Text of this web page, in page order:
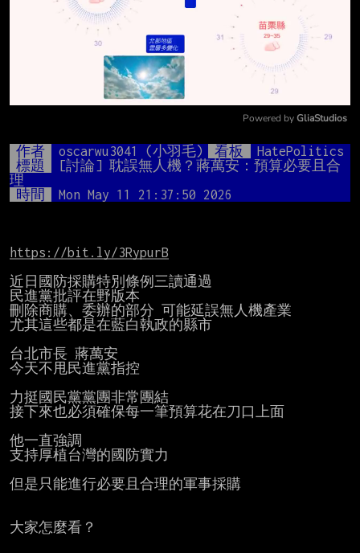
Mute
Powered by GliaStudios
作者 oscarwu3041 (小羽毛) 看板
HatePolitics
標題
[討論] 耽誤無人機？蔣萬安：預算必要且合
理
時間
Mon May 11 21:37:50 2026
https://bit.ly/3RypurB
近日國防採購特別條例三讀通過
民進黨批評在野版本
刪除商購、委辦的部分 可能延誤無人機產業
尤其這些都是在藍白執政的縣市
台北市長 蔣萬安
今天不甩民進黨指控
力挺國民黨黨團非常團結
接下來也必須確保每一筆預算花在刀口上面
他一直強調
支持厚植台灣的國防實力
但是只能進行必要且合理的軍事採購
大家怎麼看？